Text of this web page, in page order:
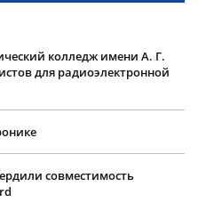
колледж имени А. Г.
для радиоэлектронной
совместимость